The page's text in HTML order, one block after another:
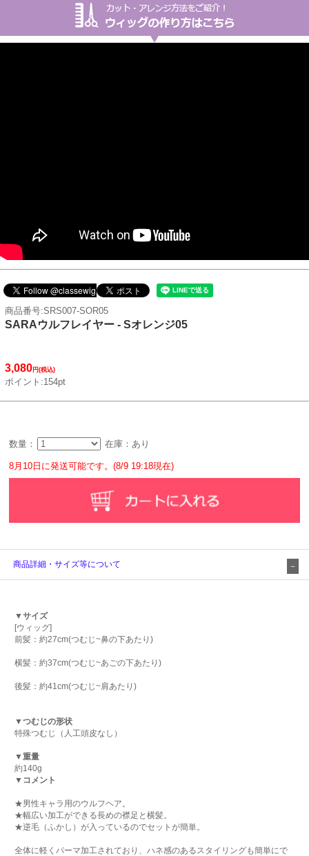
商品番号:SRS007-SOR05
SARAウルフレイヤー - Sオレンジ05
3,080円(税込)
ポイント:154pt
数量： 在庫：あり
8月10日に発送可能です。(8/9 19:18現在)
商品詳細・サイズ等について
▼サイズ
[ウィッグ]
前髪：約27cm(つむじ~鼻の下あたり)
横髪：約37cm(つむじ~あごの下あたり)
後髪：約41cm(つむじ~肩あたり)
▼つむじの形状
特殊つむじ（人工頭皮なし）
▼重量
約140g
▼コメント
★男性キャラ用のウルフヘア。
★幅広い加工ができる長めの襟足と横髪。
★逆毛（ふかし）が入っているのでセットが簡単。
全体に軽くパーマ加工されており、ハネ感のあるスタイリングも簡単にで